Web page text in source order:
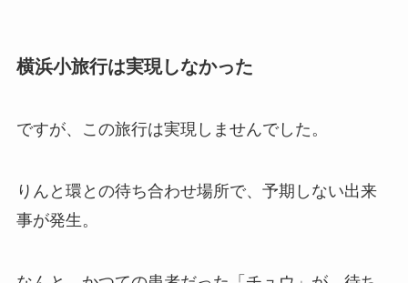
横浜小旅行は実現しなかった
ですが、この旅行は実現しませんでした。
りんと環との待ち合わせ場所で、予期しない出来
事が発生。